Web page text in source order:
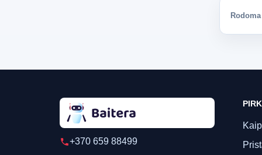
phone+370 659 88499